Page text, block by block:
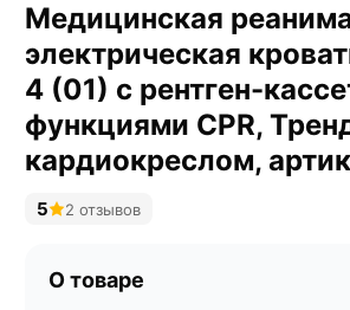
Медицинская
электрическая
4 (01) с рентген-
функциями CPR,
кардиокреслом,
5 2 отзывов
О товаре